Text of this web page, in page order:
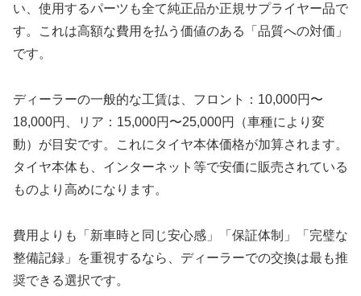
い、使用するパーツも全て純正品か正規サプライヤー品で
す。これは高額な費用を払う価値のある「品質への対価」
です。
ディーラーの一般的な工賃は、フロント：10,000円〜
18,000円、リア：15,000円〜25,000円（車種により変
動）が目安です。これにタイヤ本体価格が加算されます。
タイヤ本体も、インターネット等で安価に販売されている
ものより高めになります。
費用よりも「新車時と同じ安心感」「保証体制」「完璧な
整備記録」を重視するなら、ディーラーでの交換は最も推
奨できる選択です。